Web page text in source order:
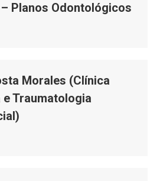
Planos Odontológicos
Morales (Clínica
Traumatologia